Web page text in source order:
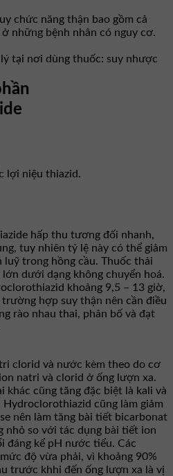
chức năng thận bao gồm cả
những bệnh nhân có nguy cơ.
tại nơi dùng thuốc: suy nhược
lợi niệu thiazid.
hấp thu tương đối nhanh,
tuy nhiên tỷ lệ này có thể giảm
trong hồng cầu. Thuốc thải
dưới dạng không chuyển hoá.
khoảng 9,5 – 13 giờ,
hợp suy thận nên cần điều
rào nhau thai, phân bố và đạt
clorid và nước kèm theo do cơ
natri và clorid ở ống lượn xa.
khác cũng tăng đặc biệt là kali và
Hydroclorothiazid cũng làm giảm
nên làm tăng bài tiết bicarbonat
nhỏ so với tác dụng bài tiết ion
đáng kể pH nước tiểu. Các
độ vừa phải, vì khoảng 90%
trước khhi đến ống lượn xa là vị